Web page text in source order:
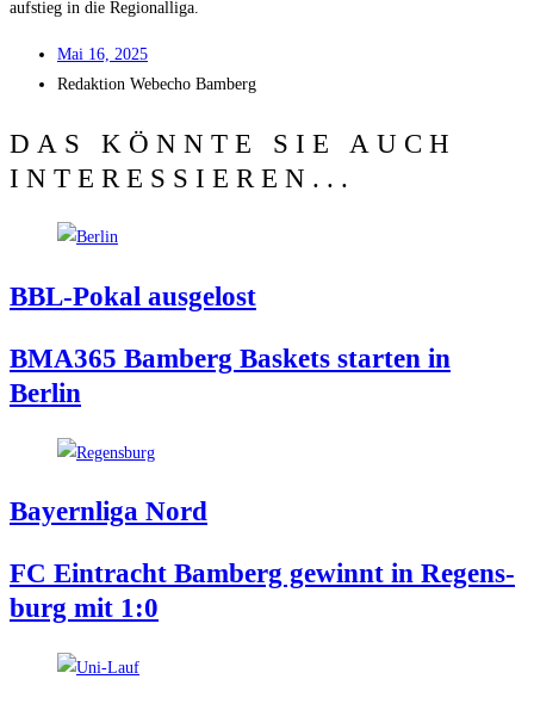
auf­stieg in die Regionalliga.
Mai 16, 2025
Redak­ti­on Web­echo Bamberg
DAS KÖNNTE SIE AUCH
INTERESSIEREN...
BBL-Pokal aus­ge­lost
BMA365 Bam­berg Bas­kets star­ten in
Berlin
Bay­ern­li­ga Nord
FC Ein­tracht Bam­berg gewinnt in Regens­
burg mit 1:0